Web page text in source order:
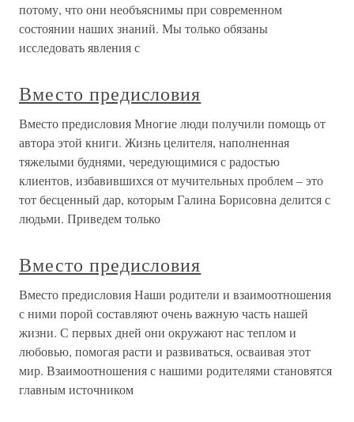
потому, что они необъяснимы при современном
состоянии наших знаний. Мы только обязаны
исследовать явления с
Вместо предисловия
Вместо предисловия Многие люди получили помощь от
автора этой книги. Жизнь целителя, наполненная
тяжелыми буднями, чередующимися с радостью
клиентов, избавившихся от мучительных проблем – это
тот бесценный дар, которым Галина Борисовна делится с
людьми. Приведем только
Вместо предисловия
Вместо предисловия Наши родители и взаимоотношения
с ними порой составляют очень важную часть нашей
жизни. С первых дней они окружают нас теплом и
любовью, помогая расти и развиваться, осваивая этот
мир. Взаимоотношения с нашими родителями становятся
главным источником